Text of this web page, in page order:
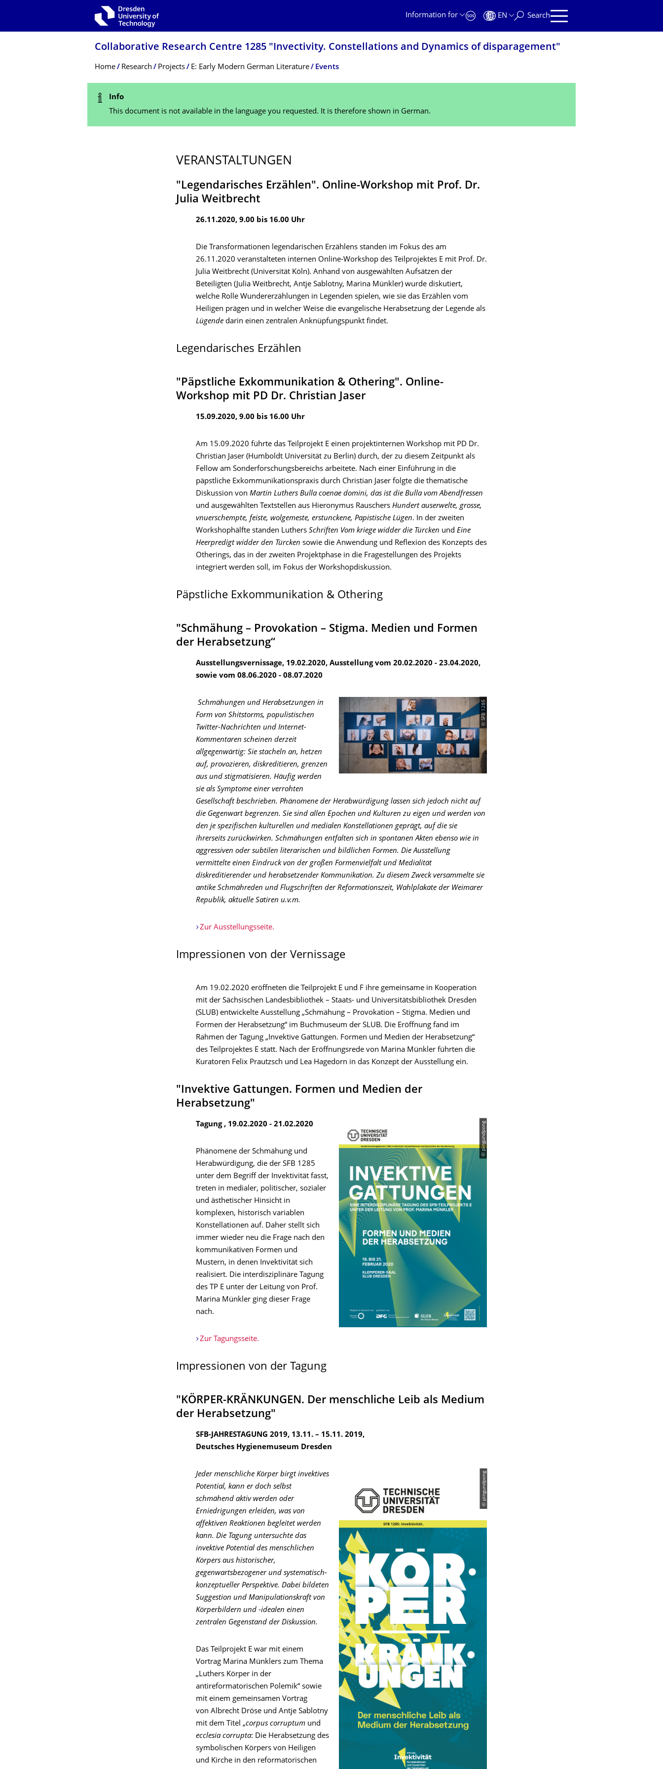
Information for
EN Search
Collaborative Research Centre 1285 "Invectivity. Constellations and Dynamics of disparagement"
Breadcrumb Menu
Home Research Projects E: Early Modern German Literature Events
Status Message
Info
This document is not available in the language you requested. It is therefore shown in German.
VERANSTALTUNGEN
"Legendarisches Erzählen". Online-Workshop mit Prof. Dr.
Julia Weitbrecht
26.11.2020, 9.00 bis 16.00 Uhr
Die Transformationen legendarischen Erzählens standen im Fokus des am
26.11.2020 veranstalteten internen Online-Workshop des Teilprojektes E mit Prof. Dr.
Julia Weitbrecht (Universität Köln). Anhand von ausgewählten Aufsätzen der
Beteiligten (Julia Weitbrecht, Antje Sablotny, Marina Münkler) wurde diskutiert,
welche Rolle Wundererzählungen in Legenden spielen, wie sie das Erzählen vom
Heiligen prägen und in welcher Weise die evangelische Herabsetzung der Legende als
Lügende darin einen zentralen Anknüpfungspunkt findet.
Legendarisches Erzählen
"Päpstliche Exkommunikation & Othering". Online-
Workshop mit PD Dr. Christian Jaser
15.09.2020, 9.00 bis 16.00 Uhr
Am 15.09.2020 führte das Teilprojekt E einen projektinternen Workshop mit PD Dr.
Christian Jaser (Humboldt Universität zu Berlin) durch, der zu diesem Zeitpunkt als
Fellow am Sonderforschungsbereichs arbeitete. Nach einer Einführung in die
päpstliche Exkommunikationspraxis durch Christian Jaser folgte die thematische
Diskussion von Martin Luthers Bulla coenae domini, das ist die Bulla vom Abendfressen
und ausgewählten Textstellen aus Hieronymus Rauschers Hundert auserwelte, grosse,
vnuerschempte, feiste, wolgemeste, erstunckene, Papistische Lügen. In der zweiten
Workshophälfte standen Luthers Schriften Vom kriege widder die Türcken und Eine
Heerpredigt widder den Türcken sowie die Anwendung und Reflexion des Konzepts des
Otherings, das in der zweiten Projektphase in die Fragestellungen des Projekts
integriert werden soll, im Fokus der Workshopdiskussion.
Päpstliche Exkommunikation & Othering
"Schmähung – Provokation – Stigma. Medien und Formen
der Herabsetzung“
Ausstellungsvernissage, 19.02.2020, Ausstellung vom 20.02.2020 - 23.04.2020,
sowie vom 08.06.2020 - 08.07.2020
© SFB 1285
Schmähungen und Herabsetzungen in
Form von Shitstorms, populistischen
Twitter-Nachrichten und Internet-
Kommentaren scheinen derzeit
allgegenwärtig: Sie stacheln an, hetzen
auf, provozieren, diskreditieren, grenzen
aus und stigmatisieren. Häufig werden
sie als Symptome einer verrohten
Gesellschaft beschrieben. Phänomene der Herabwürdigung lassen sich jedoch nicht auf
die Gegenwart begrenzen. Sie sind allen Epochen und Kulturen zu eigen und werden von
den je spezifischen kulturellen und medialen Konstellationen geprägt, auf die sie
ihrerseits zurückwirken. Schmähungen entfalten sich in spontanen Akten ebenso wie in
aggressiven oder subtilen literarischen und bildlichen Formen. Die Ausstellung
vermittelte einen Eindruck von der großen Formenvielfalt und Medialität
diskreditierender und herabsetzender Kommunikation. Zu diesem Zweck versammelte sie
antike Schmähreden und Flugschriften der Reformationszeit, Wahlplakate der Weimarer
Republik, aktuelle Satiren u.v.m.
Zur Ausstellungsseite.
Impressionen von der Vernissage
Am 19.02.2020 eröffneten die Teilprojekt E und F ihre gemeinsame in Kooperation
mit der Sächsischen Landesbibliothek – Staats- und Universitätsbibliothek Dresden
(SLUB) entwickelte Ausstellung „Schmähung – Provokation – Stigma. Medien und
Formen der Herabsetzung“ im Buchmuseum der SLUB. Die Eröffnung fand im
Rahmen der Tagung „Invektive Gattungen. Formen und Medien der Herabsetzung“
des Teilprojektes E statt. Nach der Eröffnungsrede von Marina Münkler führten die
Kuratoren Felix Prautzsch und Lea Hagedorn in das Konzept der Ausstellung ein.
"Invektive Gattungen. Formen und Medien der
Herabsetzung"
© pingundpong
Tagung , 19.02.2020 - 21.02.2020
Phänomene der Schmähung und
Herabwürdigung, die der SFB 1285
unter dem Begriff der Invektivität fasst,
treten in medialer, politischer, sozialer
und ästhetischer Hinsicht in
komplexen, historisch variablen
Konstellationen auf. Daher stellt sich
immer wieder neu die Frage nach den
kommunikativen Formen und
Mustern, in denen Invektivität sich
realisiert. Die interdisziplinäre Tagung
des TP E unter der Leitung von Prof.
Marina Münkler ging dieser Frage
nach.
Zur Tagungsseite.
Impressionen von der Tagung
"KÖRPER-KRÄNKUNGEN. Der menschliche Leib als Medium
der Herabsetzung"
SFB-JAHRESTAGUNG 2019, 13.11. – 15.11. 2019,
Deutsches Hygienemuseum Dresden
© pingundpong
Jeder menschliche Körper birgt invektives
Potential, kann er doch selbst
schmähend aktiv werden oder
Erniedrigungen erleiden, was von
affektiven Reaktionen begleitet werden
kann. Die Tagung untersuchte das
invektive Potential des menschlichen
Körpers aus historischer,
gegenwartsbezogener und systematisch-
konzeptueller Perspektive. Dabei bildeten
Suggestion und Manipulationskraft von
Körperbildern und -idealen einen
zentralen Gegenstand der Diskussion.
Das Teilprojekt E war mit einem
Vortrag Marina Münklers zum Thema
„Luthers Körper in der
antireformatorischen Polemik“ sowie
mit einem gemeinsamen Vortrag
von Albrecht Dröse und Antje Sablotny
mit dem Titel „corpus corruptum und
ecclesia corrupta: Die Herabsetzung des
symbolischen Körpers von Heiligen
und Kirche in den reformatorischen